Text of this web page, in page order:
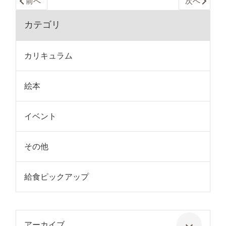
カテゴリ
カリキュラム
絵本
イベント
その他
給食ピックアップ